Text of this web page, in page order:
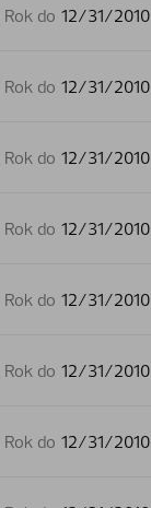
Rok do 12/31/2010
Rok do 12/31/2010
Rok do 12/31/2010
Rok do 12/31/2010
Rok do 12/31/2010
Rok do 12/31/2010
Rok do 12/31/2010